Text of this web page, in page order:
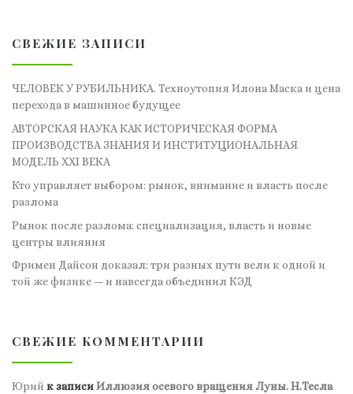
СВЕЖИЕ ЗАПИСИ
ЧЕЛОВЕК У РУБИЛЬНИКА. Техноутопия Илона Маска и цена
перехода в машинное будущее
АВТОРСКАЯ НАУКА КАК ИСТОРИЧЕСКАЯ ФОРМА
ПРОИЗВОДСТВА ЗНАНИЯ И ИНСТИТУЦИОНАЛЬНАЯ
МОДЕЛЬ XXI ВЕКА
Кто управляет выбором: рынок, внимание и власть после
разлома
Рынок после разлома: специализация, власть и новые
центры влияния
Фримен Дайсон доказал: три разных пути вели к одной и
той же физике — и навсегда объединил КЭД
СВЕЖИЕ КОММЕНТАРИИ
Юрий к записиИллюзия осевого вращения Луны. Н.Тесла